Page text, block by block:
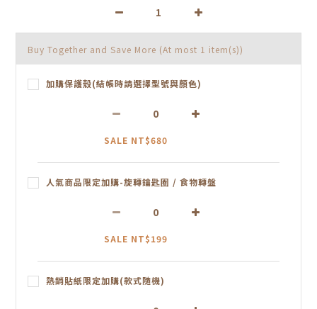
Buy Together and Save More (At most 1 item(s))
加購保護殼(結帳時請選擇型號與顏色)
SALE NT$680
人氣商品限定加購-旋轉鑰匙圈 / 食物轉盤
SALE NT$199
熱銷貼紙限定加購(款式隨機)